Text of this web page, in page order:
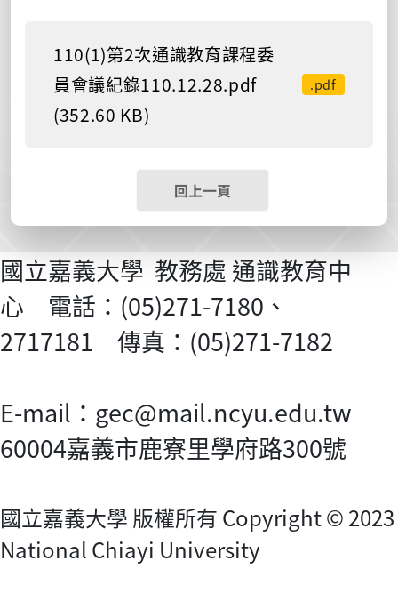
110(1)第2次通識教育課程委
員會議紀錄110.12.28.pdf
(352.60 KB)
.pdf
回上一頁
國立嘉義大學 教務處 通識教育中
心 電話：(05)271-7180、
2717181 傳真：(05)271-7182
E-mail：gec@mail.ncyu.edu.tw
60004嘉義市鹿寮里學府路300號
國立嘉義大學 版權所有 Copyright © 2023
National Chiayi University